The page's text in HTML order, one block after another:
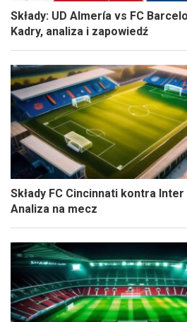
Składy: UD Almería vs FC
Kadry, analiza i zapowiedź
Składy FC Cincinnati kontra
Analiza na mecz